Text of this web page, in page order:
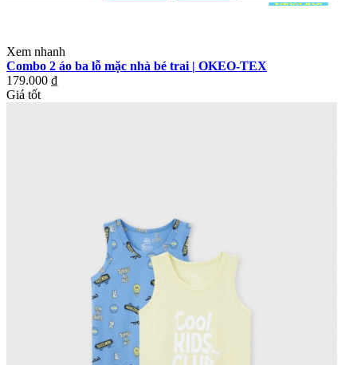
Xem nhanh
Combo 2 áo ba lỗ mặc nhà bé trai | OKEO-TEX
179.000 ₫
Giá tốt